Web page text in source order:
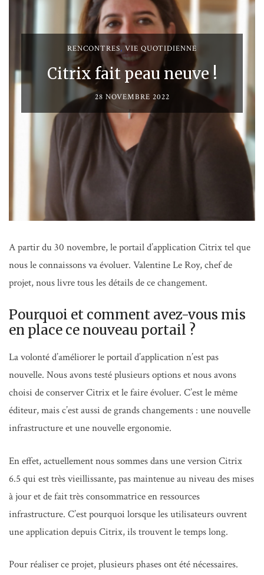
RENCONTRES, VIE QUOTIDIENNE
Citrix fait peau neuve !
28 NOVEMBRE 2022
A partir du 30 novembre, le portail d’application Citrix tel que
nous le connaissons va évoluer. Valentine Le Roy, chef de
projet, nous livre tous les détails de ce changement.
Pourquoi et comment avez-vous mis
en place ce nouveau portail ?
La volonté d’améliorer le portail d’application n’est pas
nouvelle. Nous avons testé plusieurs options et nous avons
choisi de conserver Citrix et le faire évoluer. C’est le même
éditeur, mais c’est aussi de grands changements : une nouvelle
infrastructure et une nouvelle ergonomie.
En effet, actuellement nous sommes dans une version Citrix
6.5 qui est très vieillissante, pas maintenue au niveau des mises
à jour et de fait très consommatrice en ressources
infrastructure. C’est pourquoi lorsque les utilisateurs ouvrent
une application depuis Citrix, ils trouvent le temps long.
Pour réaliser ce projet, plusieurs phases ont été nécessaires.